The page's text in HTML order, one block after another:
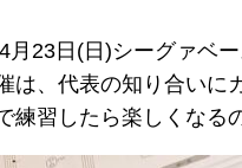
月23日(日)シーグァベ
は、代表の知り合いに
練習したら楽しくなる